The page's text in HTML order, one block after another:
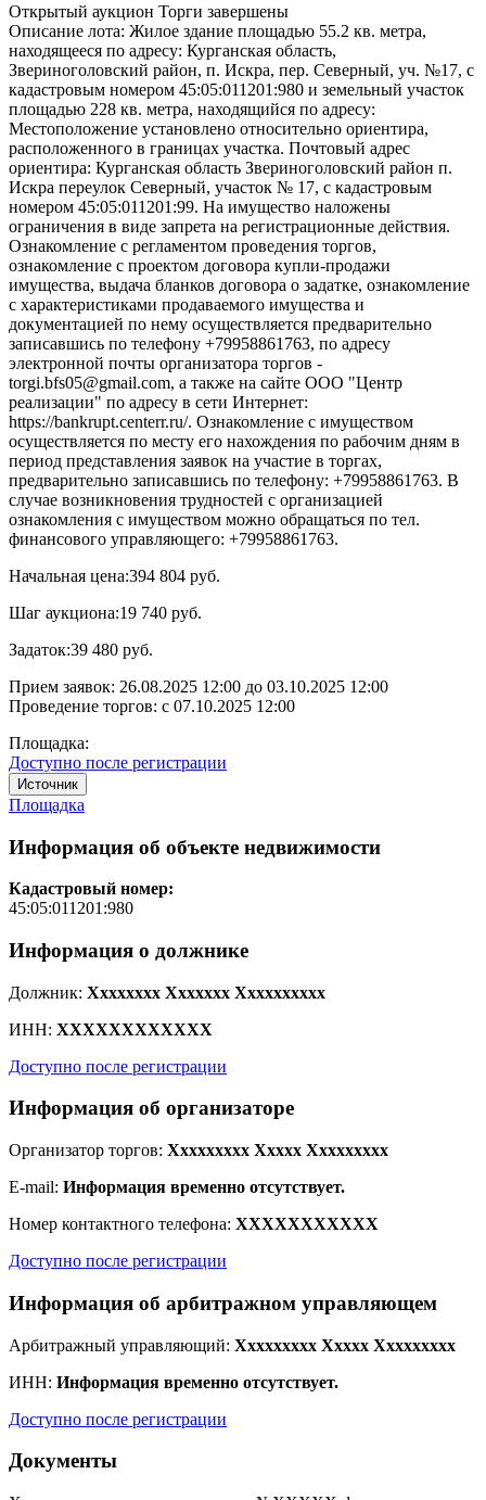
Открытый аукцион Торги завершены
Описание лота: Жилое здание площадью 55.2 кв. метра,
находящееся по адресу: Курганская область,
Звериноголовский район, п. Искра, пер. Северный, уч. №17, с
кадастровым номером 45:05:011201:980 и земельный участок
площадью 228 кв. метра, находящийся по адресу:
Местоположение установлено относительно ориентира,
расположенного в границах участка. Почтовый адрес
ориентира: Курганская область Звериноголовский район п.
Искра переулок Северный, участок № 17, с кадастровым
номером 45:05:011201:99. На имущество наложены
ограничения в виде запрета на регистрационные действия.
Ознакомление с регламентом проведения торгов,
ознакомление с проектом договора купли-продажи
имущества, выдача бланков договора о задатке, ознакомление
с характеристиками продаваемого имущества и
документацией по нему осуществляется предварительно
записавшись по телефону +79958861763, по адресу
электронной почты организатора торгов -
torgi.bfs05@gmail.com, а также на сайте ООО "Центр
реализации" по адресу в сети Интернет:
https://bankrupt.centerr.ru/. Ознакомление с имуществом
осуществляется по месту его нахождения по рабочим дням в
период представления заявок на участие в торгах,
предварительно записавшись по телефону: +79958861763. В
случае возникновения трудностей с организацией
ознакомления с имуществом можно обращаться по тел.
финансового управляющего: +79958861763.
Начальная цена:394 804 руб.
Шаг аукциона:19 740 руб.
Задаток:39 480 руб.
Прием заявок: 26.08.2025 12:00 до 03.10.2025 12:00
Проведение торгов: с 07.10.2025 12:00
Площадка:
Доступно после регистрации
Источник
Площадка
Информация об объекте недвижимости
Кадастровый номер:
45:05:011201:980
Информация о должнике
Должник: Xxxxxxxx Xxxxxxx Xxxxxxxxxx
ИНН: XXXXXXXXXXXX
Доступно после регистрации
Информация об организаторе
Организатор торгов: Xxxxxxxxx Xxxxx Xxxxxxxxx
E-mail: Информация временно отсутствует.
Номер контактного телефона: XXXXXXXXXXX
Доступно после регистрации
Информация об арбитражном управляющем
Арбитражный управляющий: Xxxxxxxxx Xxxxx Xxxxxxxxx
ИНН: Информация временно отсутствует.
Доступно после регистрации
Документы